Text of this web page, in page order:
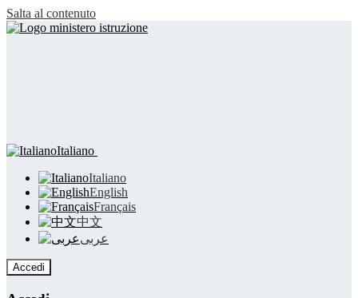
Salta al contenuto
Italiano
Italiano
English
Français
中文
عربى
Accedi